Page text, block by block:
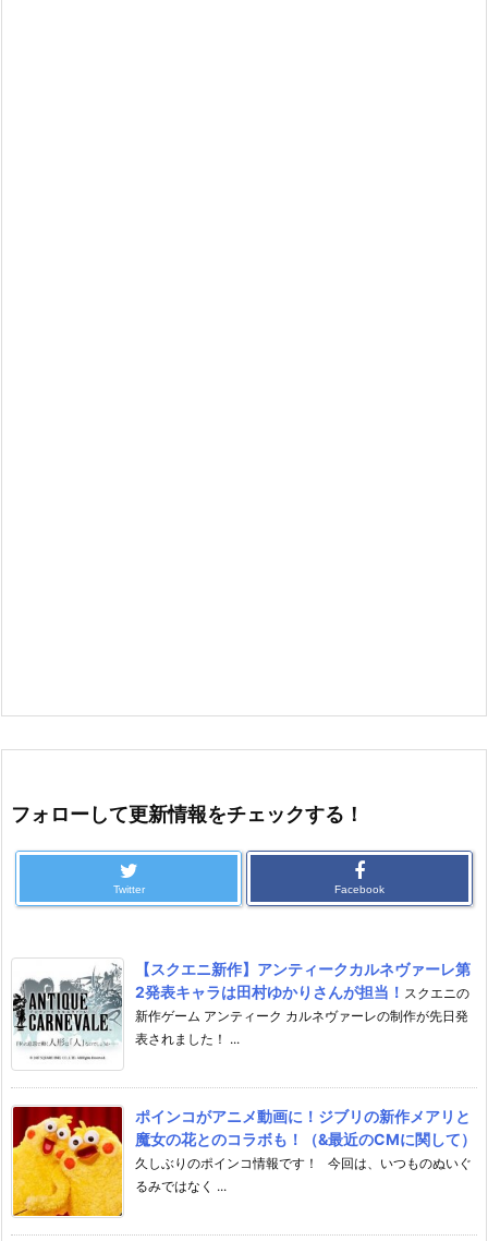
フォローして更新情報をチェックする！
Twitter Facebook
【スクエニ新作】アンティークカルネヴァーレ第
2発表キャラは田村ゆかりさんが担当！ スクエニの
新作ゲーム アンティーク カルネヴァーレの制作が先日発
表されました！ ...
ポインコがアニメ動画に！ジブリの新作メアリと
魔女の花とのコラボも！（&最近のCMに関して）
久しぶりのポインコ情報です！ 今回は、いつものぬいぐ
るみではなく ...